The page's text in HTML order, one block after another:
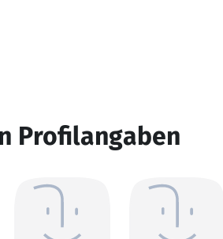
Profilangaben